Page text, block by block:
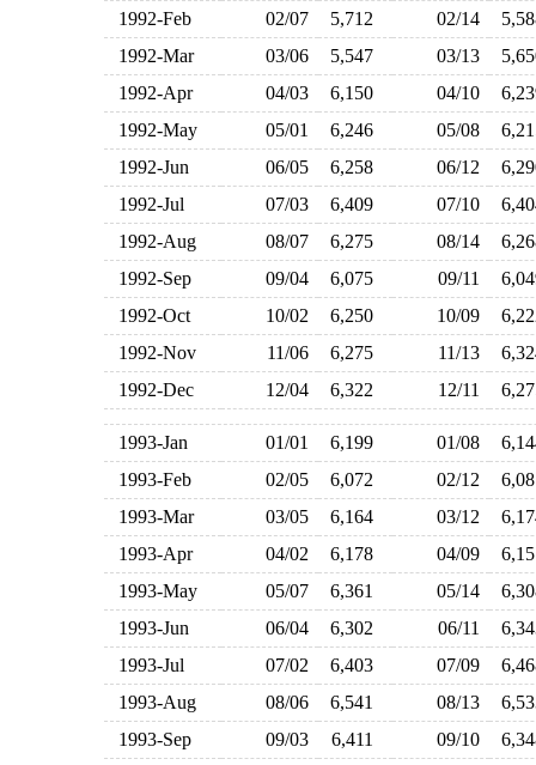
1992-Feb
02/07 5,712 02/14
1992-Mar
03/06 5,547 03/13
1992-Apr
04/03 6,150 04/10
1992-May
05/01 6,246 05/08
1992-Jun
06/05 6,258 06/12
1992-Jul
07/03 6,409 07/10
1992-Aug
08/07 6,275 08/14
1992-Sep
09/04 6,075 09/11
1992-Oct
10/02 6,250 10/09
1992-Nov
11/06 6,275 11/13
1992-Dec
12/04 6,322 12/11
1993-Jan 01/01 6,199 01/08
1993-Feb
02/05 6,072 02/12
1993-Mar
03/05 6,164 03/12
1993-Apr
04/02 6,178 04/09
1993-May
05/07 6,361 05/14
1993-Jun
06/04 6,302 06/11
1993-Jul
07/02 6,403 07/09
1993-Aug
08/06 6,541 08/13
1993-Sep
09/03 6,411 09/10